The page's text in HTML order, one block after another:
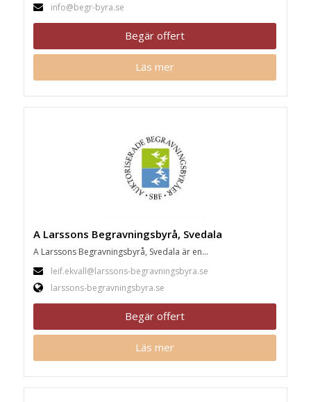
info@begr-byra.se
Begär offert
Läs mer
A Larssons Begravningsbyrå, Svedala
A Larssons Begravningsbyrå, Svedala är en...
leif.ekvall@larssons-begravningsbyra.se
larssons-begravningsbyra.se
Begär offert
Läs mer